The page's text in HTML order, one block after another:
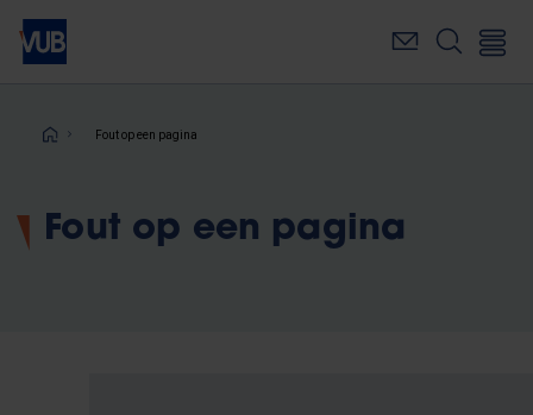
Overslaan
naar
inhoudKruimelpad
Fout op een pagina
Fout op een pagina